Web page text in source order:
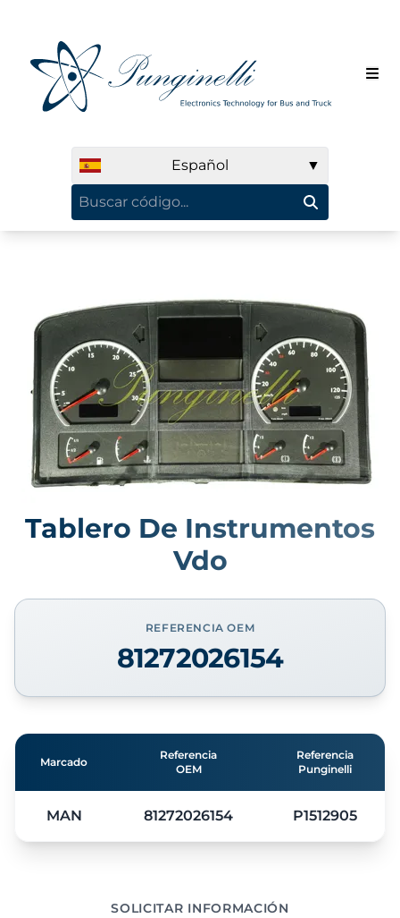
Español ▼
Tablero De Instrumentos
Vdo
REFERENCIA OEM
81272026154
Marcado
Referencia
OEM
Referencia
Punginelli
MAN 81272026154 P1512905
SOLICITAR INFORMACIÓN